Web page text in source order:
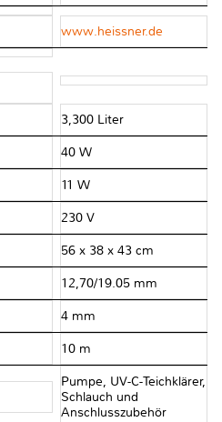
www.heissner.de
3,300 Liter
40 W
11 W
230 V
56 x 38 x 43 cm
12,70/19.05 mm
4 mm
10 m
Pumpe, UV-C-Teichklärer,
Schlauch und
Anschlusszubehör